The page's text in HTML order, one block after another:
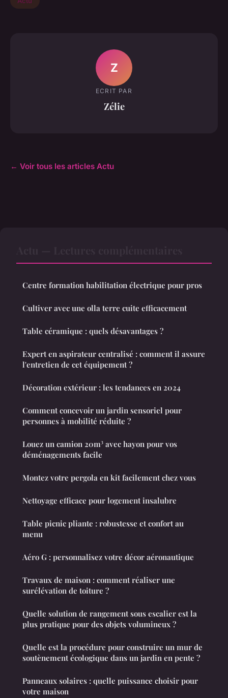
Z
ECRIT PAR
Zélie
← Voir tous les articles Actu
Centre formation habilitation électrique pour pros
Cultiver avec une olla terre cuite efficacement
Table céramique : quels désavantages ?
Expert en aspirateur centralisé : comment il assure
l'entretien de cet équipement ?
Décoration extérieur : les tendances en 2024
Comment concevoir un jardin sensoriel pour
personnes à mobilité réduite ?
Louez un camion 20m³ avec hayon pour vos
déménagements facile
Montez votre pergola en kit facilement chez vous
Nettoyage efficace pour logement insalubre
Table picnic pliante : robustesse et confort au
menu
Aéro G : personnalisez votre décor aéronautique
Travaux de maison : comment réaliser une
surélévation de toiture ?
Quelle solution de rangement sous escalier est la
plus pratique pour des objets volumineux ?
Quelle est la procédure pour construire un mur de
soutènement écologique dans un jardin en pente ?
Panneaux solaires : quelle puissance choisir pour
votre maison